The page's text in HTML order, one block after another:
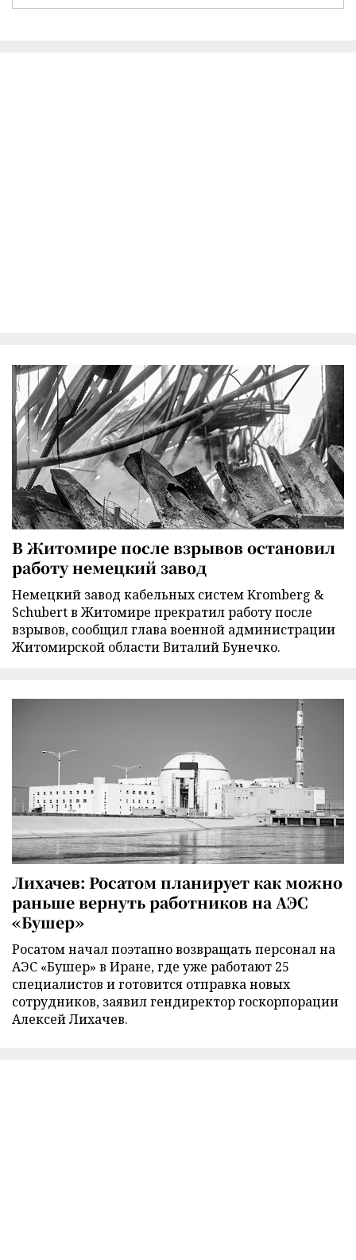
В Житомире после взрывов остановил
работу немецкий завод
Немецкий завод кабельных систем Kromberg &
Schubert в Житомире прекратил работу после
взрывов, сообщил глава военной администрации
Житомирской области Виталий Бунечко.
Лихачев: Росатом планирует как можно
раньше вернуть работников на АЭС
«Бушер»
Росатом начал поэтапно возвращать персонал на
АЭС «Бушер» в Иране, где уже работают 25
специалистов и готовится отправка новых
сотрудников, заявил гендиректор госкорпорации
Алексей Лихачев.